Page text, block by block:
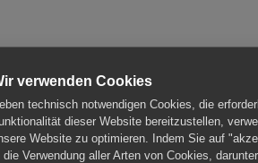
verwenden Cookies
technisch notwendigen Cookies, die
dieser Website bereitzustellen,
Website zu optimieren. Indem Sie auf
die Verwendung aller Arten von Cookies,